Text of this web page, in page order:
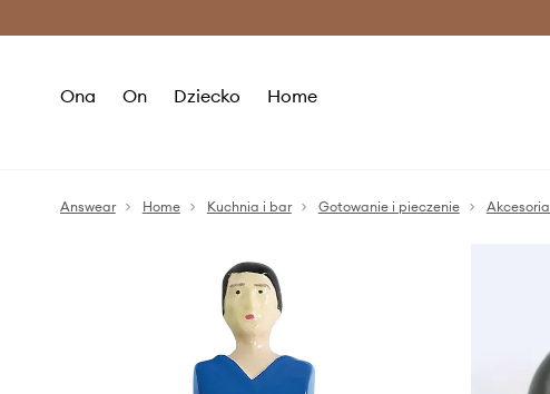
Ona On Dziecko Home
Answear Home Kuchnia i bar Gotowanie i pieczenie